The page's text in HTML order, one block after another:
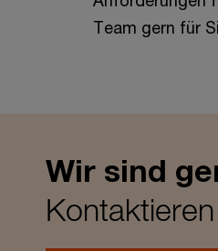
Team gern für
Wir sind